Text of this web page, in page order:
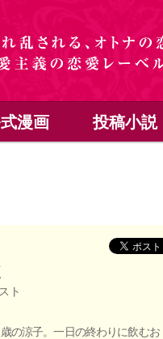
漫画 投稿小説
ト
の涼子。一日の終わりに飲むお